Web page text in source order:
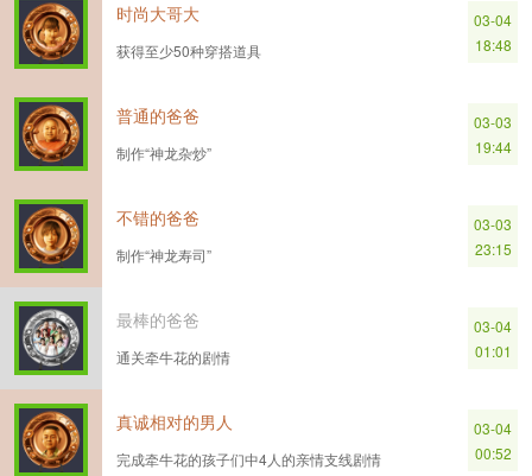
时尚大哥大
获得至少50种穿搭道具
03-04
18:48
普通的爸爸
制作“神龙杂炒”
03-03
19:44
不错的爸爸
制作“神龙寿司”
03-03
23:15
最棒的爸爸
通关牵牛花的剧情
03-04
01:01
真诚相对的男人
完成牵牛花的孩子们中4人的亲情支线剧情
03-04
00:52